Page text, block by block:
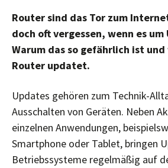
Router sind das Tor zum
doch oft vergessen, wenn es
Warum das so gefährlich ist und
Router updatet.
Updates gehören zum Technik-
Ausschalten von Geräten. Neben
einzelnen Anwendungen,
Smartphone oder Tablet, bringen
Betriebssysteme regelmäßig auf